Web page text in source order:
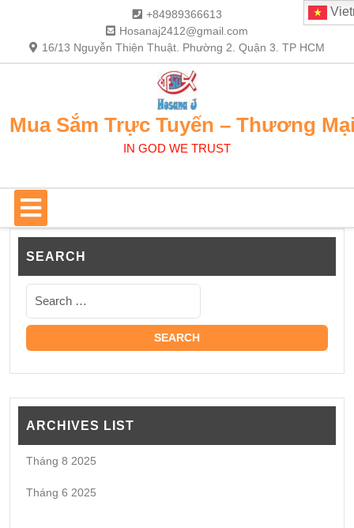
content
+84989366613
Hosanaj2412@gmail.com
16/13 Nguyễn Thiện Thuật. Phường 2. Quận 3. TP HCM
Mua Sắm Trực Tuyến – Thương
IN GOD WE TRUST
Open
SEARCH
ARCHIVES LIST
Tháng 8 2025
Tháng 6 2025